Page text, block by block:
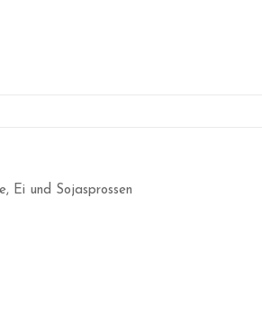
Ei und Sojasprossen